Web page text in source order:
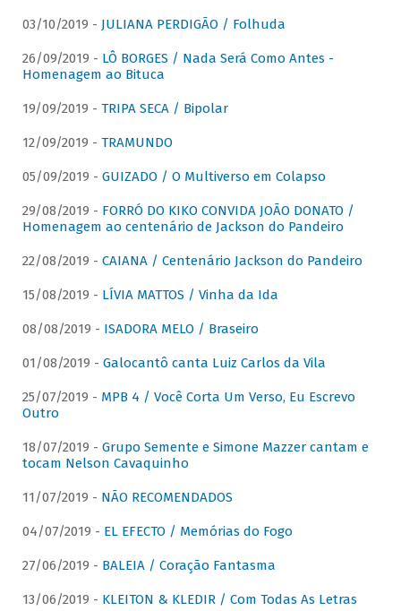
03/10/2019 - JULIANA PERDIGÃO / Folhuda
26/09/2019 - LÔ BORGES / Nada Será Como Antes -
Homenagem ao Bituca
19/09/2019 - TRIPA SECA / Bipolar
12/09/2019 - TRAMUNDO
05/09/2019 - GUIZADO / O Multiverso em Colapso
29/08/2019 - FORRÓ DO KIKO CONVIDA JOÃO DONATO /
Homenagem ao centenário de Jackson do Pandeiro
22/08/2019 - CAIANA / Centenário Jackson do Pandeiro
15/08/2019 - LÍVIA MATTOS / Vinha da Ida
08/08/2019 - ISADORA MELO / Braseiro
01/08/2019 - Galocantô canta Luiz Carlos da Vila
25/07/2019 - MPB 4 / Você Corta Um Verso, Eu Escrevo
Outro
18/07/2019 - Grupo Semente e Simone Mazzer cantam e
tocam Nelson Cavaquinho
11/07/2019 - NÃO RECOMENDADOS
04/07/2019 - EL EFECTO / Memórias do Fogo
27/06/2019 - BALEIA / Coração Fantasma
13/06/2019 - KLEITON & KLEDIR / Com Todas As Letras